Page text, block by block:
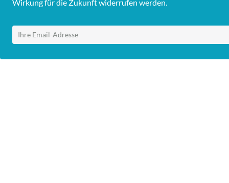
Wirkung für die Zukunft widerrufen werden.